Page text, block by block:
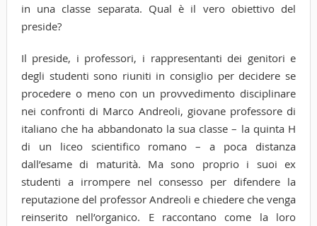
in una classe separata. Qual è il vero obiettivo del
preside?
Il preside, i professori, i rappresentanti dei genitori e
degli studenti sono riuniti in consiglio per decidere se
procedere o meno con un provvedimento disciplinare
nei confronti di Marco Andreoli, giovane professore di
italiano che ha abbandonato la sua classe – la quinta H
di un liceo scientifico romano – a poca distanza
dall’esame di maturità. Ma sono proprio i suoi ex
studenti a irrompere nel consesso per difendere la
reputazione del professor Andreoli e chiedere che venga
reinserito nell’organico. E raccontano come la loro